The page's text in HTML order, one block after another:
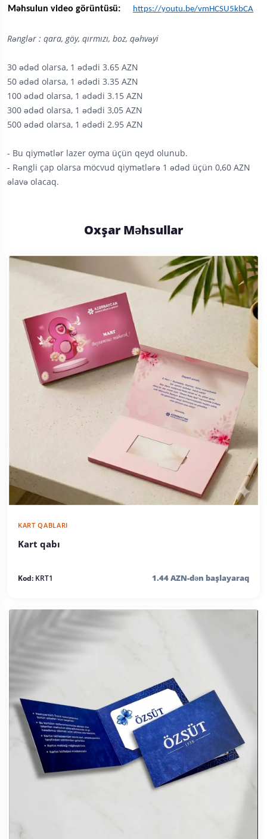
Məhsulun video görüntüsü: https://youtu.be/vmHCSU5kbCA
Rənglər : qara, göy, qırmızı, boz, qəhvəyi
30 ədəd olarsa, 1 ədədi 3.65 AZN
50 ədəd olarsa, 1 ədədi 3.35 AZN
100 ədəd olarsa, 1 ədədi 3.15 AZN
300 ədəd olarsa, 1 ədədi 3,05 AZN
500 ədəd olarsa, 1 ədədi 2.95 AZN
- Bu qiymətlər lazer oyma üçün qeyd olunub.
- Rəngli çap olarsa möcvud qiymətlərə 1 ədəd üçün 0,60 AZN
əlavə olacaq.
Oxşar Məhsullar
KART QABLARI
Kart qabı
Kod: KRT1 1.44 AZN-dən başlayaraq